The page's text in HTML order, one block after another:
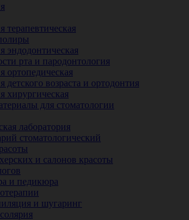
терапевтическая
эндодонтическая
рта и пародонтология
ортопедическая
детского возраста и ортодонтия
хирургическая
для стоматологии
лаборатория
стоматологический
и салонов красоты
и педикюра
и шугаринг